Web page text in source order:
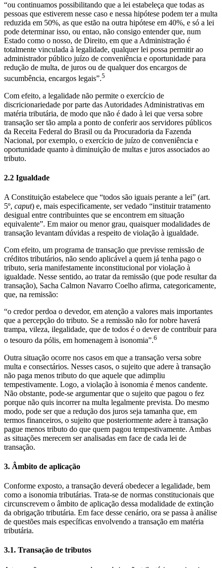
“ou continuamos possibilitando que a lei estabeleça que todas as
pessoas que estiverem nesse caso e nessa hipótese podem ter a multa
reduzida em 50%, as que estão na outra hipótese em 40%, e só a lei
pode determinar isso, ou entao, não consigo entender que, num
Estado como o nosso, de Direito, em que a Administração é
totalmente vinculada à legalidade, qualquer lei possa permitir ao
administrador público juízo de conveniência e oportunidade para
redução de multa, de juros ou de qualquer dos encargos de
sucumbência, encargos legais”.5
Com efeito, a legalidade não permite o exercício de
discricionariedade por parte das Autoridades Administrativas em
matéria tributária, de modo que não é dado à lei que versa sobre
transação ser tão ampla a ponto de conferir aos servidores públicos
da Receita Federal do Brasil ou da Procuradoria da Fazenda
Nacional, por exemplo, o exercício de juízo de conveniência e
oportunidade quanto à diminuição de multas e juros associados ao
tributo.
2.2 Igualdade
A Constituição estabelece que “todos são iguais perante a lei” (art.
5º, caput) e, mais especificamente, ser vedado “instituir tratamento
desigual entre contribuintes que se encontrem em situação
equivalente”. Em maior ou menor grau, quaisquer modalidades de
transação levantam dúvidas a respeito de violação à igualdade.
Com efeito, um programa de transação que previsse remissão de
créditos tributários, não sendo aplicável a quem já tenha pago o
tributo, seria manifestamente inconstitucional por violação à
igualdade. Nesse sentido, ao tratar da remissão (que pode resultar da
transação), Sacha Calmon Navarro Coelho afirma, categoricamente,
que, na remissão:
“o credor perdoa o devedor, em atenção a valores mais importantes
que a percepção do tributo. Se a remissão não for nobre haverá
trampa, vileza, ilegalidade, que de todos é o dever de contribuir para
o tesouro da pólis, em homenagem à isonomia”.6
Outra situação ocorre nos casos em que a transação versa sobre
multa e consectários. Nesses casos, o sujeito que adere à transação
não paga menos tributo do que aquele que adimpliu
tempestivamente. Logo, a violação à isonomia é menos candente.
Não obstante, pode-se argumentar que o sujeito que pagou o fez
porque não quis incorrer na multa legalmente prevista. Do mesmo
modo, pode ser que a redução dos juros seja tamanha que, em
termos financeiros, o sujeito que posteriormente adere à transação
pague menos tributo do que quem pagou tempestivamente. Ambas
as situações merecem ser analisadas em face de cada lei de
transação.
3. Âmbito de aplicação
Conforme exposto, a transação deverá obedecer a legalidade, bem
como a isonomia tributárias. Trata-se de normas constitucionais que
circunscrevem o âmbito de aplicação dessa modalidade de extinção
da obrigação tributária. Em face desse cenário, ora se passa à análise
de questões mais específicas envolvendo a transação em matéria
tributária.
3.1. Transação de tributos